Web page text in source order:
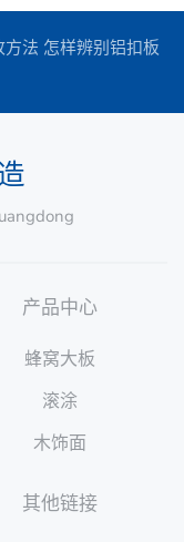
法 怎样辨别铝扣板
产品中心
蜂窝大板
滚涂
木饰面
其他链接